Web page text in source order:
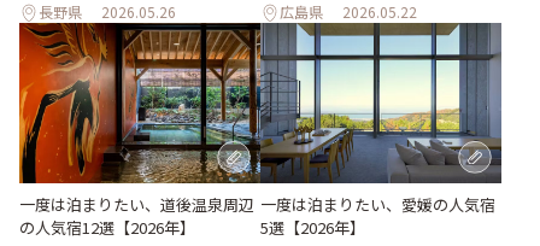
長野県 2026.05.26 広島県 2026.05.22
一度は泊まりたい、道後温泉周辺
の人気宿12選【2026年】
一度は泊まりたい、愛媛の人気宿
5選【2026年】